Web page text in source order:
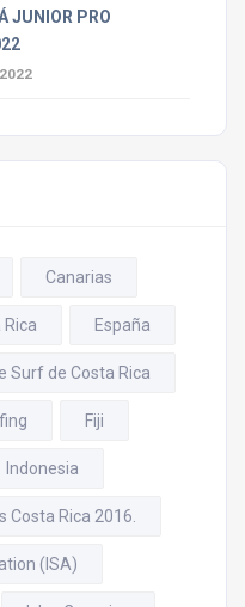
JUNIOR PRO
Canarias
Rica España
Surf de Costa Rica
Fiji
Indonesia
Costa Rica 2016.
(ISA)